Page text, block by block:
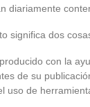
diariamente
significa dos
con la
de su
uso de